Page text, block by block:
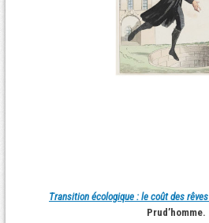
Transition écologique : le coût des rêves
Prud’homme.